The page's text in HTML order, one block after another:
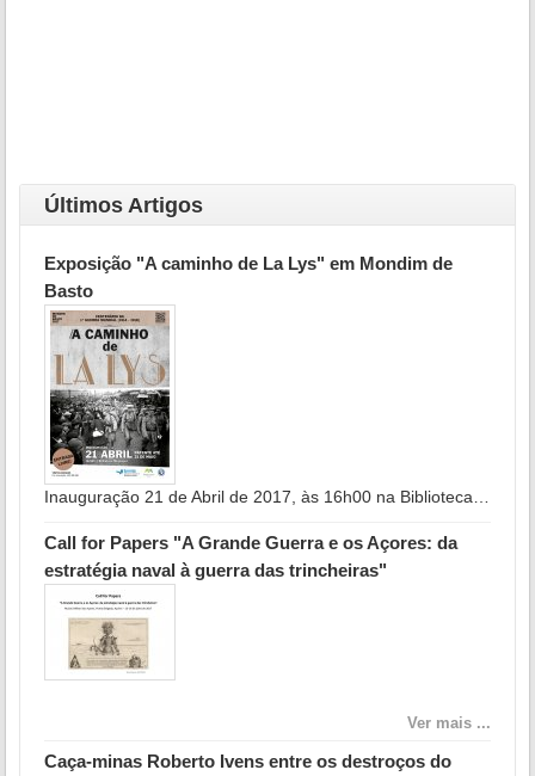
Últimos Artigos
Exposição "A caminho de La Lys" em Mondim de
Basto
Inauguração 21 de Abril de 2017, às 16h00 na Biblioteca…
Call for Papers "A Grande Guerra e os Açores: da
estratégia naval à guerra das trincheiras"
Ver mais ...
Caça-minas Roberto Ivens entre os destroços do